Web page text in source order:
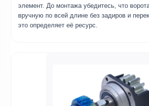
элемент. До монтажа убедитесь, что
вручную по всей длине без задиров и
это определяет её ресурс.